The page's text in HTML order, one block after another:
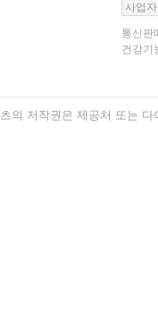
사업
통신판
건강기
의 저작권은 제공처 또는